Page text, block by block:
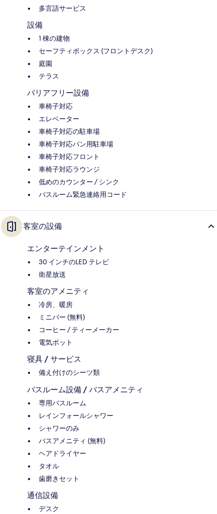
多言語サービス
設備
1 棟の建物
セーフティボックス (フロントデスク)
庭園
テラス
バリアフリー設備
車椅子対応
エレベーター
車椅子対応の駐車場
車椅子対応バン用駐車場
車椅子対応フロント
車椅子対応ラウンジ
低めのカウンター / シンク
バスルーム緊急連絡用コード
客室の設備
エンターテインメント
30 インチのLED テレビ
衛星放送
客室のアメニティ
冷房、暖房
ミニバー (無料)
コーヒー / ティーメーカー
電気ポット
寝具 / サービス
備え付けのシーツ類
バスルーム設備 / バスアメニティ
専用バスルーム
レインフォールシャワー
シャワーのみ
バスアメニティ (無料)
ヘアドライヤー
タオル
歯磨きセット
通信設備
デスク